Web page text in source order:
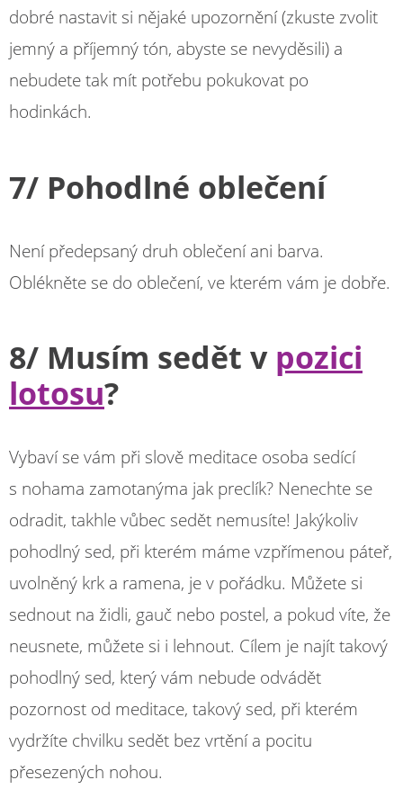
dobré nastavit si nějaké upozornění (zkuste zvolit
jemný a příjemný tón, abyste se nevyděsili) a
nebudete tak mít potřebu pokukovat po
hodinkách.
7/ Pohodlné oblečení
Není předepsaný druh oblečení ani barva.
Oblékněte se do oblečení, ve kterém vám je dobře.
8/ Musím sedět v pozici
lotosu?
Vybaví se vám při slově meditace osoba sedící
s nohama zamotanýma jak preclík? Nenechte se
odradit, takhle vůbec sedět nemusíte! Jakýkoliv
pohodlný sed, při kterém máme vzpřímenou páteř,
uvolněný krk a ramena, je v pořádku. Můžete si
sednout na židli, gauč nebo postel, a pokud víte, že
neusnete, můžete si i lehnout. Cílem je najít takový
pohodlný sed, který vám nebude odvádět
pozornost od meditace, takový sed, při kterém
vydržíte chvilku sedět bez vrtění a pocitu
přesezených nohou.